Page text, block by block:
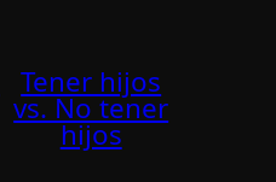
Tener hijos
vs. No tener
hijos